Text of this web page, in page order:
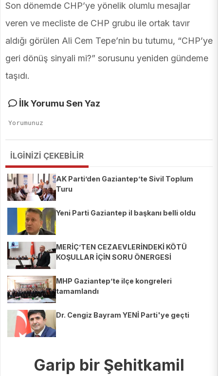
Son dönemde CHP’ye yönelik olumlu mesajlar
veren ve mecliste de CHP grubu ile ortak tavır
aldığı görülen Ali Cem Tepe’nin bu tutumu, “CHP’ye
geri dönüş sinyali mi?” sorusunu yeniden gündeme
taşıdı.
İlk Yorumu Sen Yaz
İLGİNİZİ ÇEKEBİLİR
AK Parti’den Gaziantep’te Sivil Toplum
Turu
Yeni Parti Gaziantep il başkanı belli oldu
MERİÇ’TEN CEZAEVLERİNDEKİ KÖTÜ
KOŞULLAR İÇİN SORU ÖNERGESİ
MHP Gaziantep’te ilçe kongreleri
tamamlandı
Dr. Cengiz Bayram YENİ Parti'ye geçti
Garip bir Şehitkamil